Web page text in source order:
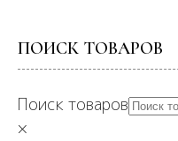
ПОИСК ТОВАРОВ
Поиск товаров
×